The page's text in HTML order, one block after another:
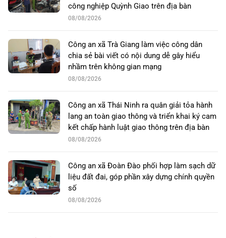
công nghiệp Quỳnh Giao trên địa bàn
08/08/2026
Công an xã Trà Giang làm việc công dân
chia sẻ bài viết có nội dung dễ gây hiểu
nhầm trên không gian mạng
08/08/2026
Công an xã Thái Ninh ra quân giải tỏa hành
lang an toàn giao thông và triển khai ký cam
kết chấp hành luật giao thông trên địa bàn
08/08/2026
Công an xã Đoàn Đào phối hợp làm sạch dữ
liệu đất đai, góp phần xây dựng chính quyền
số
08/08/2026